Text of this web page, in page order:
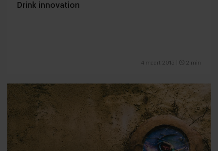
Drink innovation
4 maart 2015 2 min